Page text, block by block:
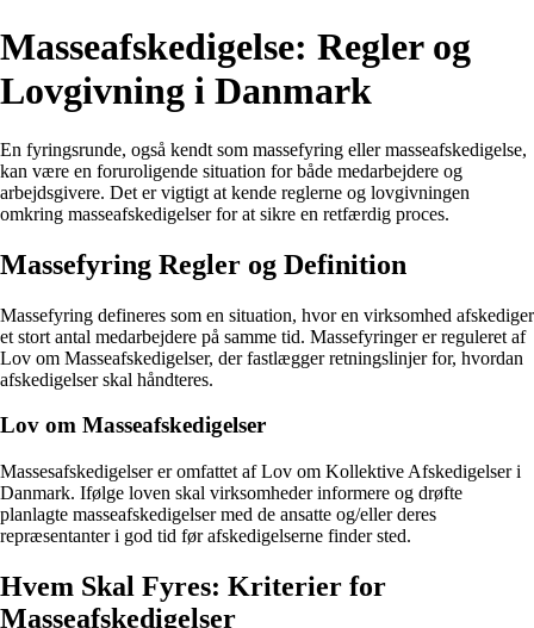
Masseafskedigelse: Regler og
Lovgivning i Danmark
En fyringsrunde, også kendt som massefyring eller masseafskedigelse,
kan være en foruroligende situation for både medarbejdere og
arbejdsgivere. Det er vigtigt at kende reglerne og lovgivningen
omkring masseafskedigelser for at sikre en retfærdig proces.
Massefyring Regler og Definition
Massefyring defineres som en situation, hvor en virksomhed afskediger
et stort antal medarbejdere på samme tid. Massefyringer er reguleret af
Lov om Masseafskedigelser, der fastlægger retningslinjer for, hvordan
afskedigelser skal håndteres.
Lov om Masseafskedigelser
Massesafskedigelser er omfattet af Lov om Kollektive Afskedigelser i
Danmark. Ifølge loven skal virksomheder informere og drøfte
planlagte masseafskedigelser med de ansatte og/eller deres
repræsentanter i god tid før afskedigelserne finder sted.
Hvem Skal Fyres: Kriterier for
Masseafskedigelser